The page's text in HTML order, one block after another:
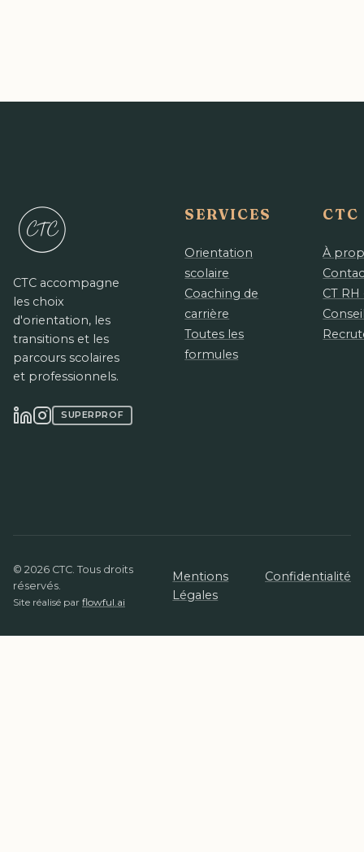
CTC accompagne
les choix
d'orientation, les
transitions et les
parcours scolaires
et professionnels.
SUPERPROF
SERVICES
Orientation
scolaire
Coaching de
carrière
Toutes les
formules
CTC
À
CT RH
© 2026 CTC. Tous droits
réservés.
Site réalisé par flowful.ai
Mentions
Légales
Confidentialité